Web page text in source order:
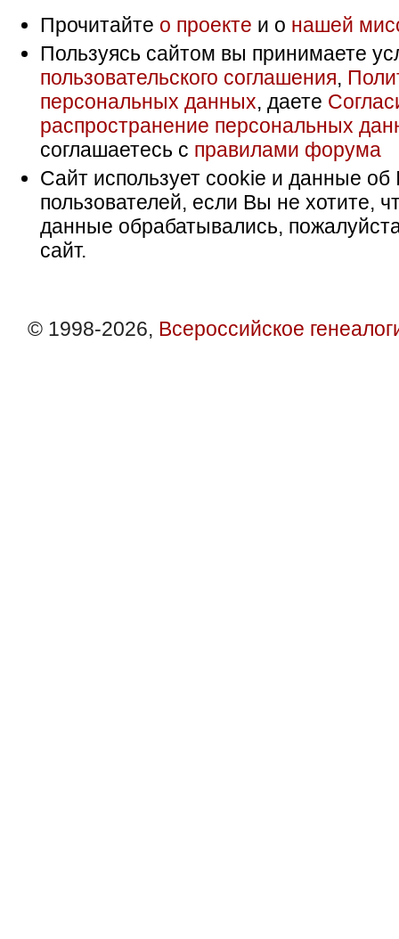
Прочитайте о проекте и о нашей
Пользуясь сайтом вы принимаете
пользовательского соглашения,
персональных данных, даете
распространение персональных
соглашаетесь с правилами форума
Сайт использует cookie и данные об
пользователей, если Вы не хотите,
данные обрабатывались,
сайт.
© 1998-2026, Всероссийское